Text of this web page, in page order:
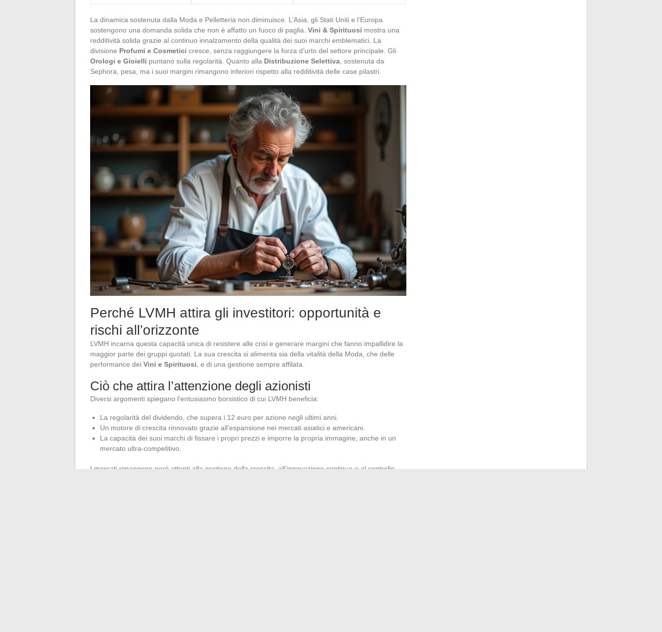
La dinamica sostenuta dalla Moda e Pelletteria non diminuisce. L’Asia, gli Stati Uniti e l’Europa
sostengono una domanda solida che non è affatto un fuoco di paglia. Vini & Spirituosi mostra una
redditività solida grazie al continuo innalzamento della qualità dei suoi marchi emblematici. La
divisione Profumi e Cosmetici cresce, senza raggiungere la forza d’urto del settore principale. Gli
Orologi e Gioielli puntano sulla regolarità. Quanto alla Distribuzione Selettiva , sostenuta da
Sephora, pesa, ma i suoi margini rimangono inferiori rispetto alla redditività delle case pilastri.
Perché LVMH attira gli investitori: opportunità e
rischi all’orizzonte
LVMH incarna questa capacità unica di resistere alle crisi e generare margini che fanno impallidire la
maggior parte dei gruppi quotati. La sua crescita si alimenta sia della vitalità della Moda, che delle
performance dei Vini e Spirituosi , e di una gestione sempre affilata.
Ciò che attira l’attenzione degli azionisti
Diversi argomenti spiegano l’entusiasmo borsistico di cui LVMH beneficia:
La regolarità del dividendo, che supera i 12 euro per azione negli ultimi anni.
Un motore di crescita rinnovato grazie all’espansione nei mercati asiatici e americani.
La capacità dei suoi marchi di fissare i propri prezzi e imporre la propria immagine, anche in un
mercato ultra-competitivo.
I mercati rimangono però attenti alla gestione della crescita, all’innovazione continua e al controllo